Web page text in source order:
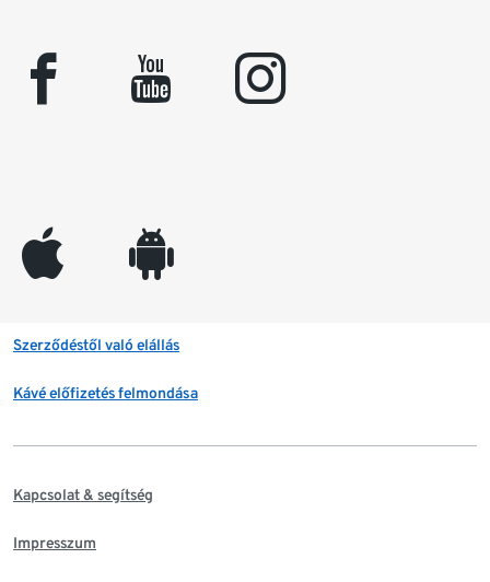
facebook youtube instagram
appleinc android
Szerződéstől való elállás
Kávé előfizetés felmondása
Kapcsolat & segítség
Impresszum